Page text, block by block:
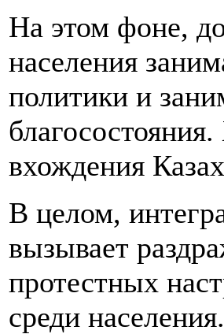
На этом фоне,
населения
политики и
вхождения
В целом,
вызывает
протестных
среди